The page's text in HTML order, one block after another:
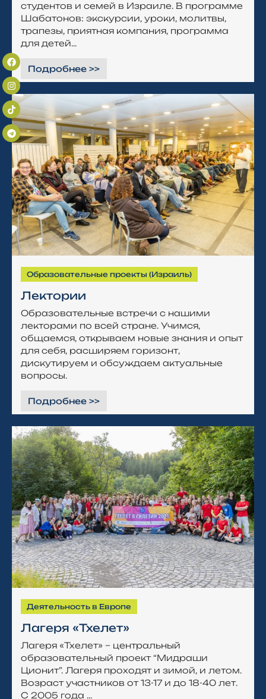
студентов и семей в Израиле. В программе
Шабатонов: экскурсии, уроки, молитвы,
трапезы, приятная компания, программа
для детей...
Подробнее >>
Образовательные проекты (Израиль)
Лектории
Образовательные встречи с нашими
лекторами по всей стране. Учимся,
общаемся, открываем новые знания и опыт
для себя, расширяем горизонт,
дискутируем и обсуждаем актуальные
вопросы.
Подробнее >>
Деятельность в Европе
Лагеря «Тхелет»
Лагеря «Тхелет» – центральный
образовательный проект “Мидраши
Ционит”. Лагеря проходят и зимой, и летом.
Возраст участников от 13-17 и до 18-40 лет.
С 2005 года ...